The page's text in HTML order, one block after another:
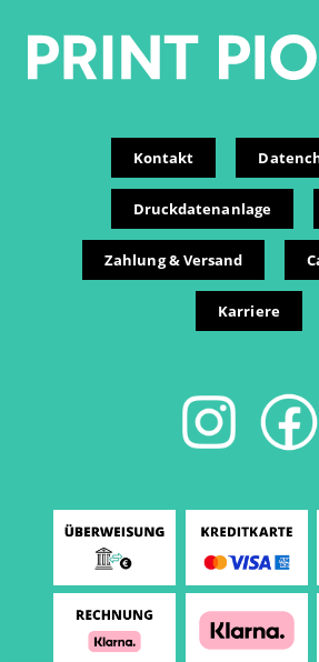
Kontakt
Druckdatenanlage
Zahlung & Versand
Karriere